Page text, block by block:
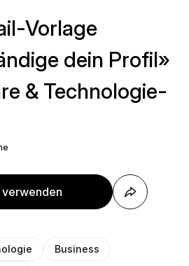
Vorlage
dein Profil»
& Technologie-
verwenden
Business